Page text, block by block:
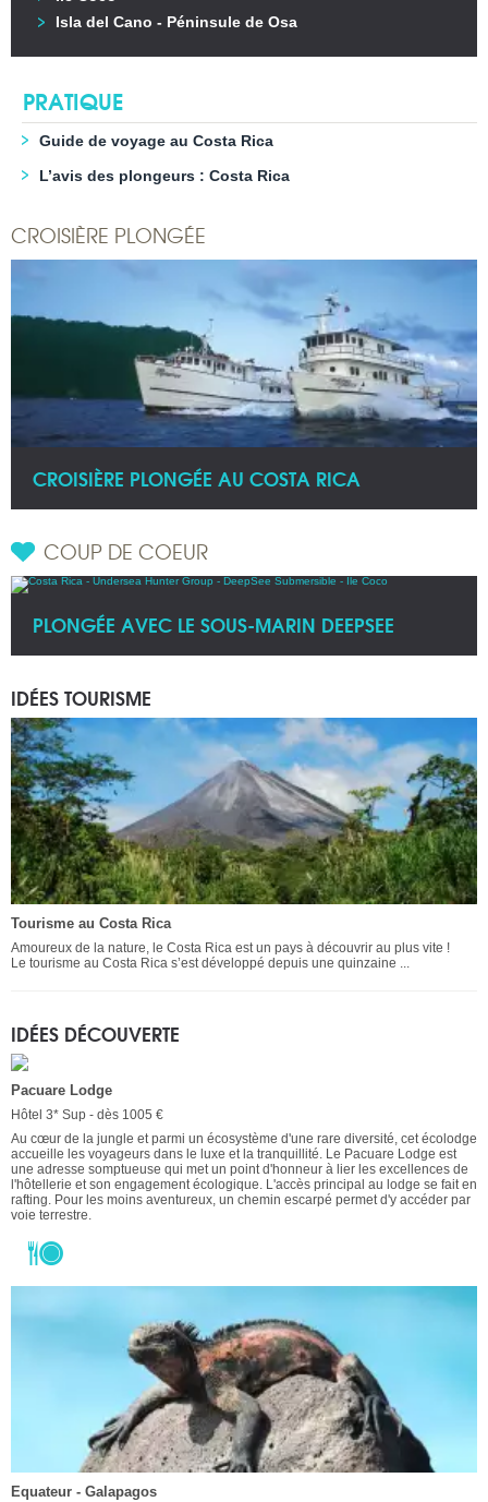
Isla del Cano - Péninsule de Osa
PRATIQUE
Guide de voyage au Costa Rica
L’avis des plongeurs : Costa Rica
CROISIÈRE PLONGÉE
CROISIÈRE PLONGÉE AU COSTA RICA
COUP DE COEUR
PLONGÉE AVEC LE SOUS-MARIN DEEPSEE
IDÉES TOURISME
Tourisme au Costa Rica
Amoureux de la nature, le Costa Rica est un pays à découvrir au plus vite !
Le tourisme au Costa Rica s’est développé depuis une quinzaine ...
IDÉES DÉCOUVERTE
Pacuare Lodge
Hôtel 3* Sup - dès 1005 €
Au cœur de la jungle et parmi un écosystème d'une rare diversité, cet écolodge
accueille les voyageurs dans le luxe et la tranquillité. Le Pacuare Lodge est
une adresse somptueuse qui met un point d'honneur à lier les excellences de
l'hôtellerie et son engagement écologique. L'accès principal au lodge se fait en
rafting. Pour les moins aventureux, un chemin escarpé permet d'y accéder par
voie terrestre.
Equateur - Galapagos